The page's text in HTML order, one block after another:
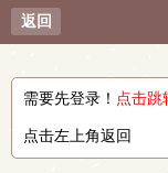
返回
需要先登录！ 点击跳
点击左上角返回